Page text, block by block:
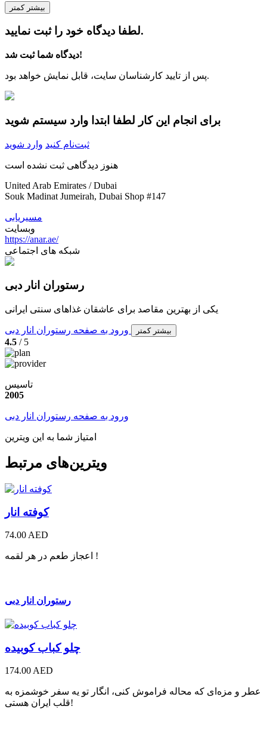
بیشتر کمتر
لطفا دیدگاه خود را ثبت نمایید.
دیدگاه شما ثبت شد!
پس از تایید کارشناسان سایت، قابل نمایش خواهد بود.
برای انجام این کار لطفا ابتدا وارد سیستم شوید
ثبت‌نام کنید وارد شوید
هنوز دیدگاهی ثبت نشده است
United Arab Emirates / Dubai
Souk Madinat Jumeirah, Dubai Shop #147
مسیریابی
وبسایت
https://anar.ae/
شبکه های اجتماعی
رستوران انار دبی
یکی از بهترین مقاصد برای عاشقان غذاهای سنتی ایرانی
بیشتر کمتر
4.5 / 5
تاسیس
2005
ورود به صفحه رستوران انار دبی
امتیاز شما به این ویترین
ویترین‌های مرتبط
کوفته انار
74.00 AED
اعجاز طعم در هر لقمه !
رستوران انار دبی
چلو کباب کوبیده
174.00 AED
عطر و مزه‌ای که محاله فراموش کنی، انگار تو یه سفر خوشمزه به
قلب ایران هستی!